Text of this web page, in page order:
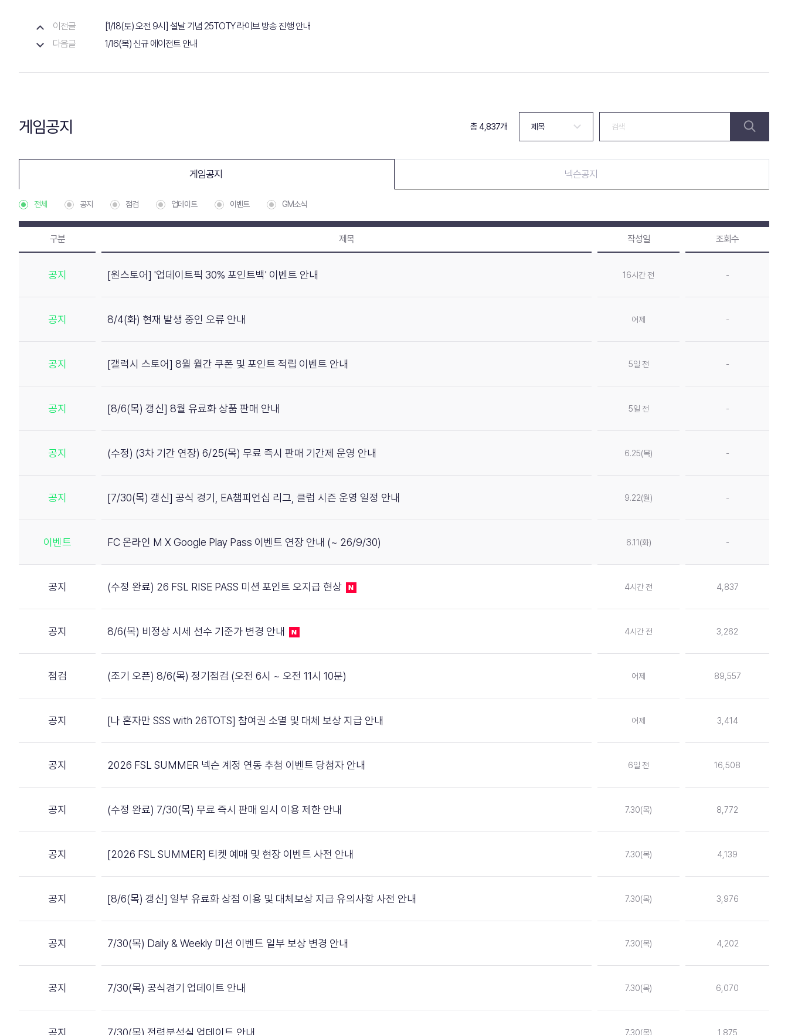
이전글
[1/18(토) 오전 9시] 설날 기념 25TOTY 라이브 방송 진행 안내
다음글
1/16(목) 신규 에이전트 안내
게임공지 총 4,837개
게임공지 넥슨공지
전체 공지 점검 업데이트 이벤트 GM소식
구분 제목 작성일 조회수
공지 [원스토어] '업데이트픽 30% 포인트백' 이벤트 안내 16시간 전 -
공지 8/4(화) 현재 발생 중인 오류 안내 어제 -
공지 [갤럭시 스토어] 8월 월간 쿠폰 및 포인트 적립 이벤트 안내 5일 전 -
공지 [8/6(목) 갱신] 8월 유료화 상품 판매 안내 5일 전 -
공지 (수정) (3차 기간 연장) 6/25(목) 무료 즉시 판매 기간제 운영 안내 6.25(목) -
공지 [7/30(목) 갱신] 공식 경기, EA챔피언십 리그, 클럽 시즌 운영 일정 안내 9.22(월) -
이벤트 FC 온라인 M X Google Play Pass 이벤트 연장 안내 (~ 26/9/30) 6.11(화) -
공지 (수정 완료) 26 FSL RISE PASS 미션 포인트 오지급 현상 4시간 전 4,837
공지 8/6(목) 비정상 시세 선수 기준가 변경 안내 4시간 전 3,262
점검 (조기 오픈) 8/6(목) 정기점검 (오전 6시 ~ 오전 11시 10분) 어제 89,557
공지 [나 혼자만 SSS with 26TOTS] 참여권 소멸 및 대체 보상 지급 안내 어제 3,414
공지 2026 FSL SUMMER 넥슨 계정 연동 추첨 이벤트 당첨자 안내 6일 전 16,508
공지 (수정 완료) 7/30(목) 무료 즉시 판매 임시 이용 제한 안내 7.30(목) 8,772
공지 [2026 FSL SUMMER] 티켓 예매 및 현장 이벤트 사전 안내 7.30(목) 4,139
공지 [8/6(목) 갱신] 일부 유료화 상점 이용 및 대체보상 지급 유의사항 사전 안내 7.30(목) 3,976
공지 7/30(목) Daily & Weekly 미션 이벤트 일부 보상 변경 안내 7.30(목) 4,202
공지 7/30(목) 공식경기 업데이트 안내 7.30(목) 6,070
공지 7/30(목) 전력분석실 업데이트 안내 7.30(목) 1,875